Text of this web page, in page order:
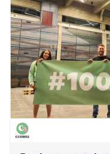
tapahtumaan
opiskelijoita,
muuttaneita.